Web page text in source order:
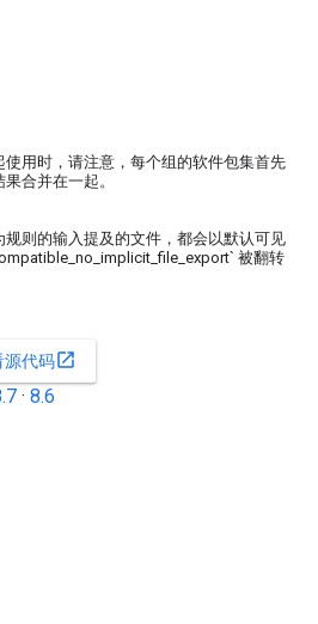
使用时，请注意，每个组的软件包集首先
合并在一起。
则的输入提及的文件，都会以默认可见
被翻转
源代码open_in_new
· 8.6